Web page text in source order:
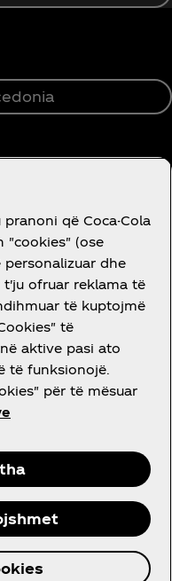
Сите права се
që Coca-Cola
"cookies" (ose
dhe
t'ju ofruar reklama të
të kuptojmë
të
aktive pasi ato
të funksionojë.
për të mësuar